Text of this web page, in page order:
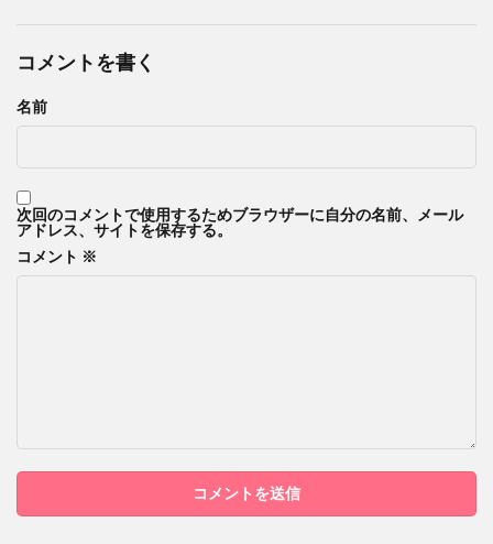
コメントを書く
名前
次回のコメントで使用するためブラウザーに自分の名前、メール
アドレス、サイトを保存する。
コメント ※